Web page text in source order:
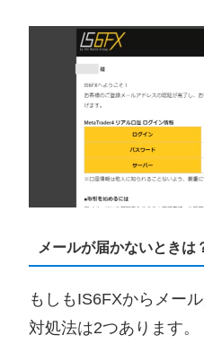
メールが届かないときは
もしもIS6FXからメー
対処法は2つあります。